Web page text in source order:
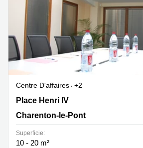
Centre D'affaires
+2
Place Henri IV 7, Charenton-le-Pont
Place Henri IV
Charenton-le-Pont
Superficie:
10 - 20 m²